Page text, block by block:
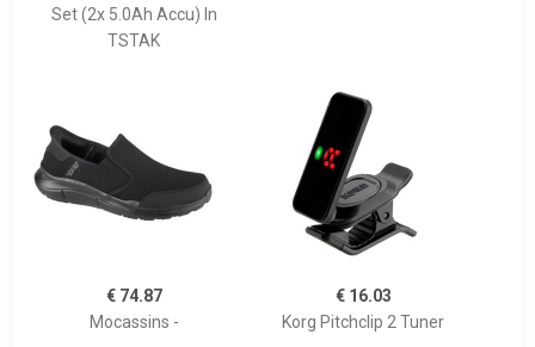
Set (2x 5.0Ah Accu) In
TSTAK
€ 74.87
Mocassins -
€ 16.03
Korg Pitchclip 2 Tuner